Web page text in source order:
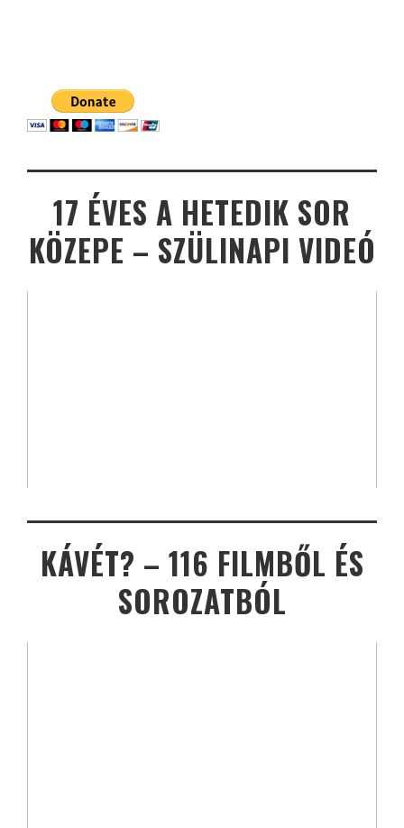
17 ÉVES A HETEDIK SOR
KÖZEPE – SZÜLINAPI VIDEÓ
KÁVÉT? – 116 FILMBŐL ÉS
SOROZATBÓL